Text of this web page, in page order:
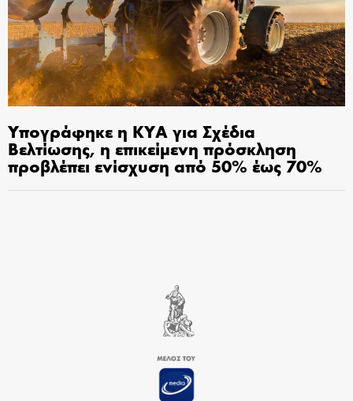
Υπογράφηκε η ΚΥΑ για Σχέδια
Βελτίωσης, η επικείμενη πρόσκληση
προβλέπει ενίσχυση από 50% έως 70%